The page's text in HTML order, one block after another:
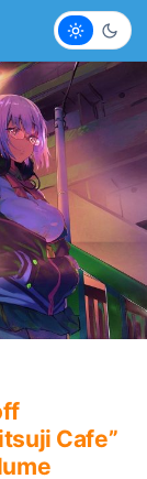
Claro
Cafe”